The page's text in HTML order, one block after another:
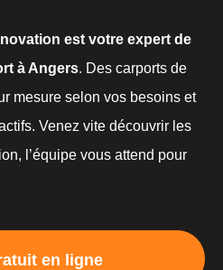
est votre expert de
à Angers. Des carports de
mesure selon vos besoins et
Venez vite découvrir les
l’équipe vous attend pour
en ligne